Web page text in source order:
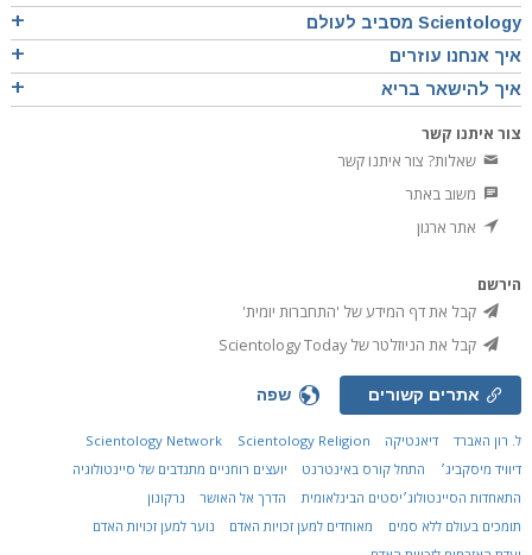
Scientology מסביב לעולם
איך אנחנו עוזרים
איך להישאר בריא
צור איתנו קשר
שאלות? צור איתנו קשר
משוב באתר
אתר ארגון
הירשם
קבל את דף המידע של 'התחברות יומית'
קבל את הניוזלטר של Scientology Today
אתרים קשורים שפה
ל. רון האברד דיאנטיקה Scientology Network
Scientology Religion
דיוויד מיסקביג׳
התחל קורס באינטרנט
יועצים רוחניים מתנדבים של סיינטולוגיה
התאחדות הסיינטולוג׳יסטים הבינלאומית
הדרך אל האושר
נרקונון
תומכים בעולם ללא סמים
מאוחדים למען זכויות האדם
נוער למען זכויות האדם